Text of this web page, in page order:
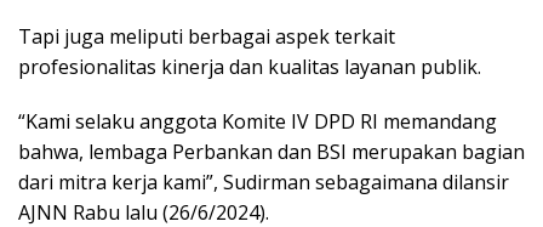
Tapi juga meliputi berbagai aspek terkait
profesionalitas kinerja dan kualitas layanan publik.
“Kami selaku anggota Komite IV DPD RI memandang
bahwa, lembaga Perbankan dan BSI merupakan bagian
dari mitra kerja kami”, Sudirman sebagaimana dilansir
AJNN Rabu lalu (26/6/2024).